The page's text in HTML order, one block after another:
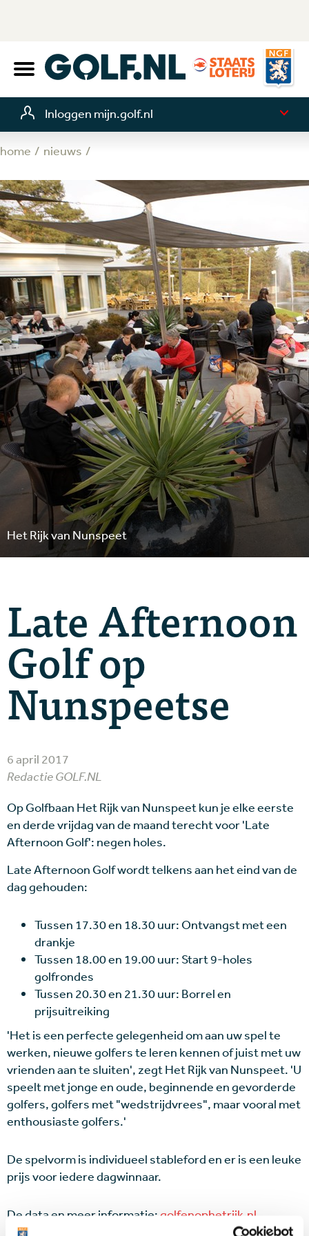
Inloggen mijn.golf.nl
home nieuws
Het Rijk van Nunspeet
Late Afternoon
Golf op
Nunspeetse
6 april 2017
Redactie GOLF.NL
Op Golfbaan Het Rijk van Nunspeet kun je elke eerste
en derde vrijdag van de maand terecht voor 'Late
Afternoon Golf': negen holes.
Late Afternoon Golf wordt telkens aan het eind van de
dag gehouden:
Tussen 17.30 en 18.30 uur: Ontvangst met een
drankje
Tussen 18.00 en 19.00 uur: Start 9-holes
golfrondes
Tussen 20.30 en 21.30 uur: Borrel en
prijsuitreiking
'Het is een perfecte gelegenheid om aan uw spel te
werken, nieuwe golfers te leren kennen of juist met uw
vrienden aan te sluiten', zegt Het Rijk van Nunspeet. 'U
speelt met jonge en oude, beginnende en gevorderde
golfers, golfers met "wedstrijdvrees", maar vooral met
enthousiaste golfers.'
De spelvorm is individueel stableford en er is een leuke
prijs voor iedere dagwinnaar.
De data en meer informatie:golfenophetrijk.nl